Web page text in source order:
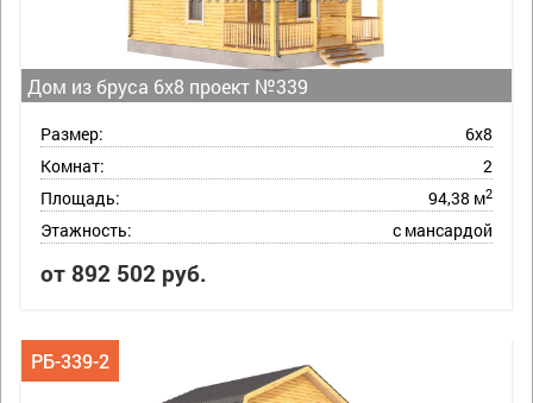
Дом из бруса 6х8 проект №339
Размер:
6х8
Комнат:
2
Площадь:
94,38 м2
Этажность: с мансардой
от 892 502 руб.
РБ-339-2